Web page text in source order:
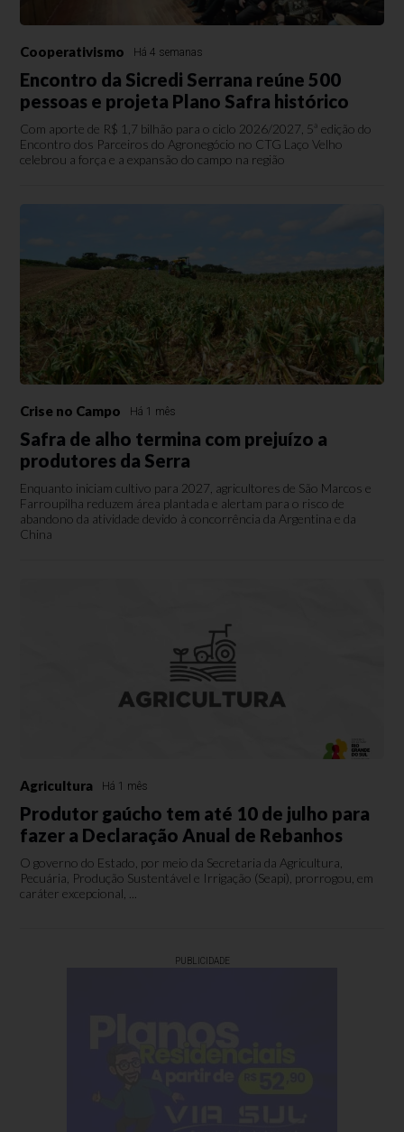
Cooperativismo Há 4 semanas
Encontro da Sicredi Serrana reúne 500
pessoas e projeta Plano Safra histórico
Com aporte de R$ 1,7 bilhão para o ciclo 2026/2027, 5ª edição do
Encontro dos Parceiros do Agronegócio no CTG Laço Velho
celebrou a força e a expansão do campo na região
Crise no Campo Há 1 mês
Safra de alho termina com prejuízo a
produtores da Serra
Enquanto iniciam cultivo para 2027, agricultores de São Marcos e
Farroupilha reduzem área plantada e alertam para o risco de
abandono da atividade devido à concorrência da Argentina e da
China
Agricultura Há 1 mês
Produtor gaúcho tem até 10 de julho para
fazer a Declaração Anual de Rebanhos
O governo do Estado, por meio da Secretaria da Agricultura,
Pecuária, Produção Sustentável e Irrigação (Seapi), prorrogou, em
caráter excepcional, ...
PUBLICIDADE